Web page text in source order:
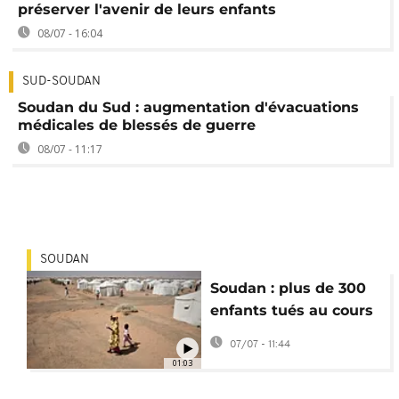
préserver l'avenir de leurs enfants
08/07 - 16:04
SUD-SOUDAN
Soudan du Sud : augmentation d'évacuations
médicales de blessés de guerre
08/07 - 11:17
01:03
SOUDAN
Soudan : plus de 300
enfants tués au cours
des 6 derniers mois
07/07 - 11:44